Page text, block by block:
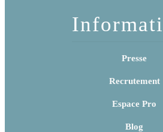
Presse
Recrutement
Espace Pro
Blog